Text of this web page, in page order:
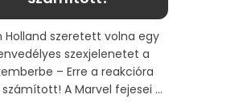
Holland szeretett volna egy
szexjelenetet a
– Erre a reakcióra
A Marvel fejesei ...